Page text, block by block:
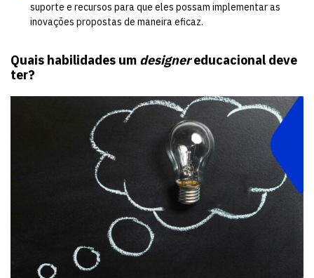
suporte e recursos para que eles possam implementar as
inovações propostas de maneira eficaz.
Quais habilidades um designereducacional deve
ter?